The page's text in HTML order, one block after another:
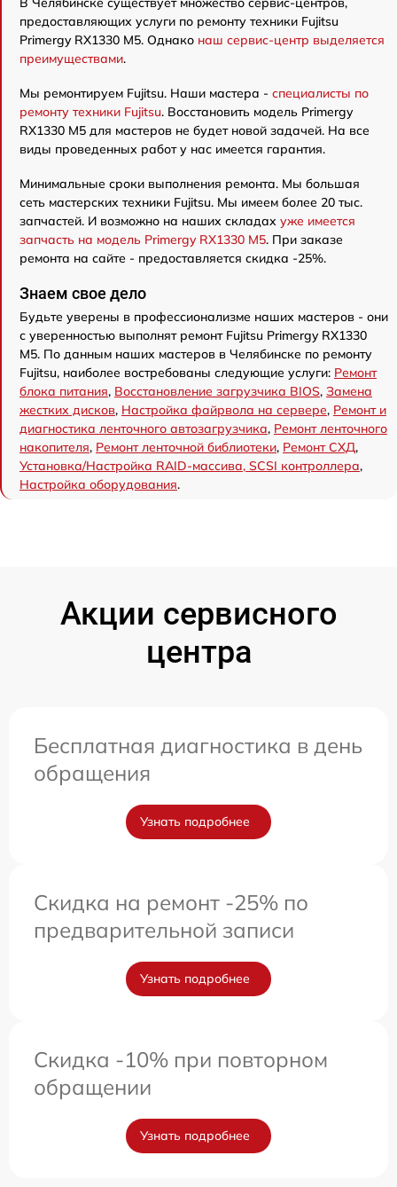
предоставляющих услуги по ремонту техники Fujitsu
Primergy RX1330 M5. Однако наш сервис-центр выделяется
преимуществами.
Мы ремонтируем Fujitsu. Наши мастера - специалисты по
ремонту техники Fujitsu. Восстановить модель Primergy
RX1330 M5 для мастеров не будет новой задачей. На все
виды проведенных работ у нас имеется гарантия.
Минимальные сроки выполнения ремонта. Мы большая
сеть мастерских техники Fujitsu. Мы имеем более 20 тыс.
запчастей. И возможно на наших складах уже имеется
запчасть на модель Primergy RX1330 M5. При заказе
ремонта на сайте - предоставляется скидка -25%.
Знаем свое дело
Будьте уверены в профессионализме наших мастеров - они
с уверенностью выполнят ремонт Fujitsu Primergy RX1330
M5. По данным наших мастеров в Челябинске по ремонту
Fujitsu, наиболее востребованы следующие услуги: Ремонт
блока питания, Восстановление загрузчика BIOS, Замена
жестких дисков, Настройка файрвола на сервере, Ремонт и
диагностика ленточного автозагрузчика, Ремонт ленточного
накопителя, Ремонт ленточной библиотеки, Ремонт СХД,
Установка/Настройка RAID-массива, SCSI контроллера,
Настройка оборудования.
Акции сервисного
центра
Бесплатная диагностика в день
обращения
Узнать подробнее
Скидка на ремонт -25% по
предварительной записи
Узнать подробнее
Скидка -10% при повторном
обращении
Узнать подробнее